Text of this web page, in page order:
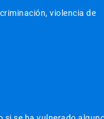
violencia de